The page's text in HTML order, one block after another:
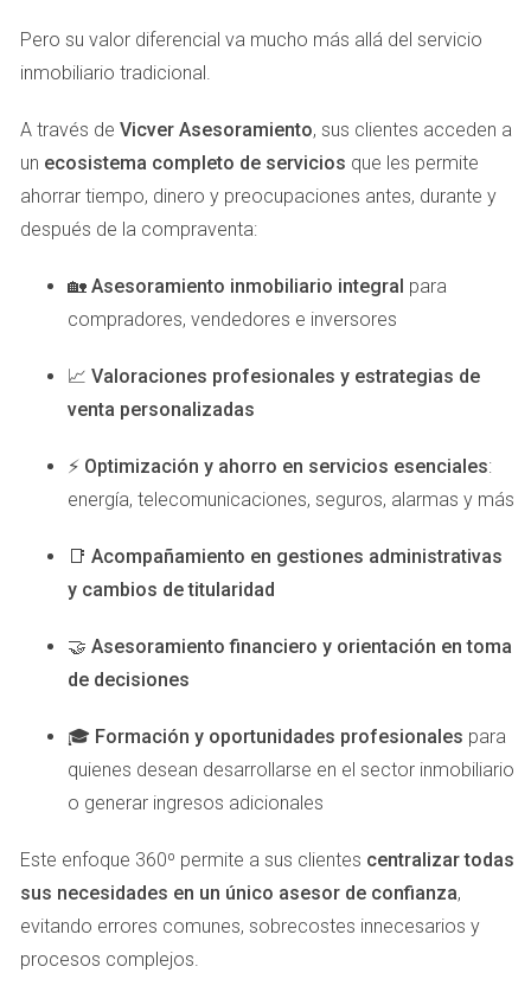
las familias, aquí te presento tres casos prácticos que
reflejan la vida diaria en estos lugares.
Familia Pérez en Las Palmas: La familia Pérez
de vida que ofrece. Con dos hijos pequeños, valoran
poder caminar a la playa y tener acceso a parques
cercanos donde los niños pueden socializar con
Familia Gómez en Maspalomas:La familia Gómez
escuelas bien valoradas. Disfrutan pasar los fines de
actividades comunitarias que fomentan el sentido de
pertenencia.
enamoró de Teror por su tranquilidad y belleza
natural. Participan activamente en las festividades
locales y disfrutan de los mercados semanales
juegan con otros niños del pueblo.
Gran Canaria es un lugar excepcional para criar a tus hijos
Maspalomas y Teror, cada zona ofrece algo único que
puede enriquecer la vida familiar. Si estás pensando en dar
el paso hacia una nueva aventura familiar o simplemente
dudes en explorar lo que Gran Canaria tiene para ofrecerte.
Recuerda que cada rincón tiene su encanto especial; ¡la
elección está en tus manos! Si necesitas más información
sobre las mejores zonas para vivir en Gran Canaria o
Pero su valor diferencial va mucho más allá del servicio
inmobiliario tradicional.
A través de Vicver Asesoramiento, sus clientes acceden a
un ecosistema completo de servicios que les permite
ahorrar tiempo, dinero y preocupaciones antes, durante y
después de la compraventa:
🏡 Asesoramiento inmobiliario integral para
compradores, vendedores e inversores
📈 Valoraciones profesionales y estrategias de
venta personalizadas
⚡ Optimización y ahorro en servicios esenciales:
energía, telecomunicaciones, seguros, alarmas y más
📑 Acompañamiento en gestiones administrativas
y cambios de titularidad
🤝 Asesoramiento financiero y orientación en toma
de decisiones
🎓 Formación y oportunidades profesionales para
quienes desean desarrollarse en el sector inmobiliario
o generar ingresos adicionales
Este enfoque 360º permite a sus clientes centralizar todas
sus necesidades en un único asesor de confianza,
evitando errores comunes, sobrecostes innecesarios y
procesos complejos.